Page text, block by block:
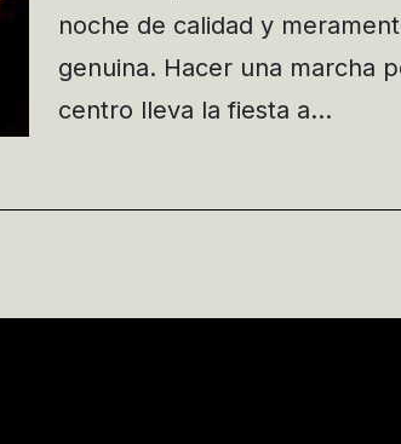
noche de calidad y
genuina. Hacer una marcha
centro lleva la fiesta a…